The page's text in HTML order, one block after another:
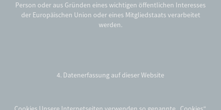
Person oder aus Gründen eines wichtigen öffentlichen Interesses
der Europäischen Union oder eines Mitgliedstaats verarbeitet
werden.
4. Datenerfassung auf dieser Website